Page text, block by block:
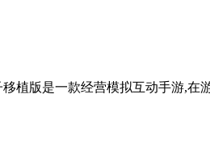
款经营模拟互动手游,在游戏中，